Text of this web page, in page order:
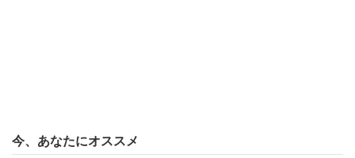
今、あなたにオススメ